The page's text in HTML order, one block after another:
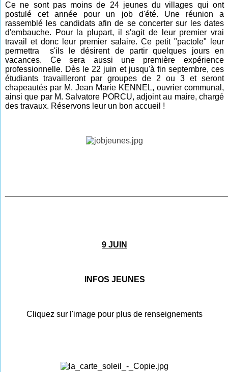
Ce ne sont pas moins de 24 jeunes du villages qui ont
postulé cet année pour un job d'été. Une réunion a
rassemblé les candidats afin de se concerter sur les dates
d'embauche. Pour la plupart, il s'agit de leur premier vrai
travail et donc leur premier salaire. Ce petit "pactole" leur
permettra s'ils le désirent de partir quelques jours en
vacances. Ce sera aussi une première expérience
professionnelle. Dès le 22 juin et jusqu'à fin septembre, ces
étudiants travailleront par groupes de 2 ou 3 et seront
chapeautés par M. Jean Marie KENNEL, ouvrier communal,
ainsi que par M. Salvatore PORCU, adjoint au maire, chargé
des travaux. Réservons leur un bon accueil !
9 JUIN
INFOS JEUNES
Cliquez sur l'image pour plus de renseignements